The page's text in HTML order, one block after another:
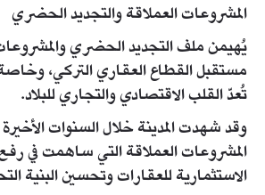
المشروعات العملاقة والتجديد الحضري
يُهيمن ملف التجديد الحضري
مستقبل القطاع العقاري التركي،
تُعدّ القلب الاقتصادي والتجاري للبلاد.
وقد شهدت المدينة خلال السنوات
المشروعات العملاقة التي ساهمت في
الاستثمارية للعقارات وتحسين البنية